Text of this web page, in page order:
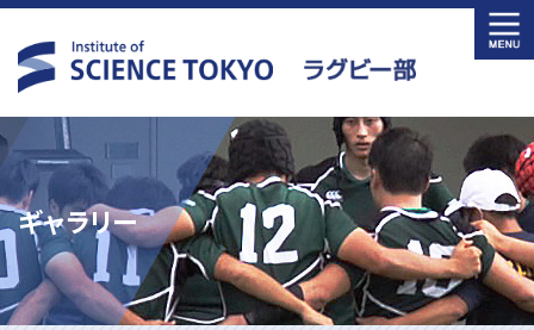
Skip
to
content
ギャラリー